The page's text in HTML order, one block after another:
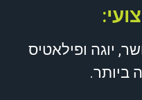
יוגה ופילאטיס
ביותר.